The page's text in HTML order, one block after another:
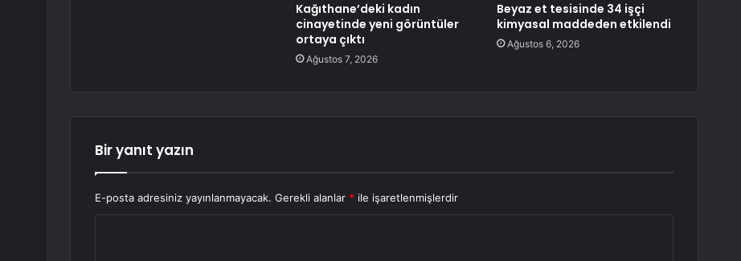
Kağıthane’deki kadın
cinayetinde yeni görüntüler
ortaya çıktı
Ağustos 7, 2026
Beyaz et tesisinde 34 işçi
kimyasal maddeden etkilendi
Ağustos 6, 2026
Bir yanıt yazın
E-posta adresiniz yayınlanmayacak. Gerekli alanlar * ile işaretlenmişlerdir